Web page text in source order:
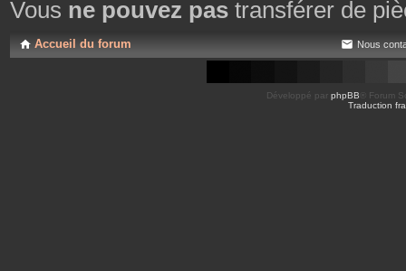
Vous ne pouvez pas transférer de
Accueil du forum Nous
Développé par phpBB ® Forum
Traduction